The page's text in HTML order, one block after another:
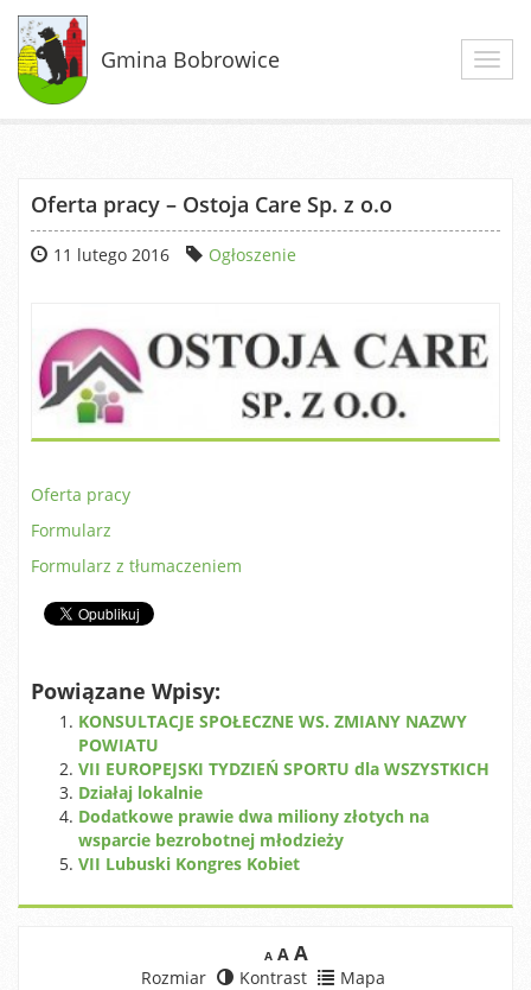
Gmina Bobrowice
Oferta pracy – Ostoja Care Sp. z o.o
11 lutego 2016 Ogłoszenie
Oferta pracy
Formularz
Formularz z tłumaczeniem
Powiązane Wpisy:
KONSULTACJE SPOŁECZNE WS. ZMIANY NAZWY
POWIATU
VII EUROPEJSKI TYDZIEŃ SPORTU dla WSZYSTKICH
Działaj lokalnie
Dodatkowe prawie dwa miliony złotych na
wsparcie bezrobotnej młodzieży
VII Lubuski Kongres Kobiet
A A A
Rozmiar Kontrast Mapa